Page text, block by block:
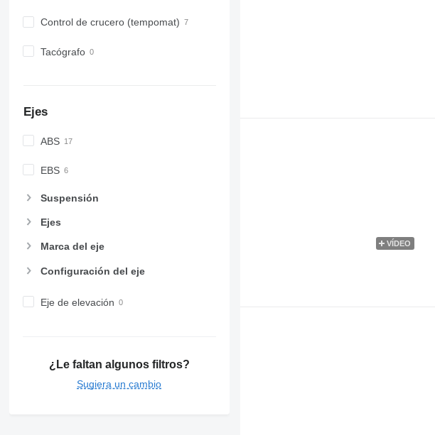
Control de crucero (tempomat)
Tacógrafo
Ejes
ABS
EBS
Suspensión
Ejes
Marca del eje
Configuración del eje
Eje de elevación
¿Le faltan algunos filtros?
Sugiera un cambio
VÍDEO